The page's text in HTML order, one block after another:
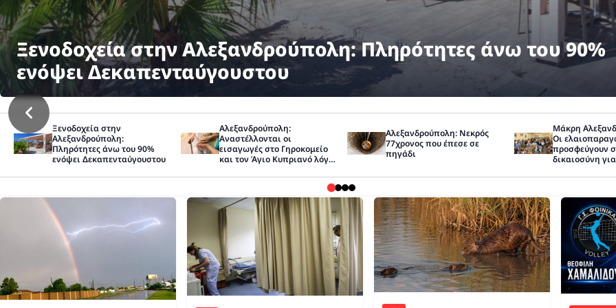
Αλεξανδρούπολη: Αναστέλλονται οι εισαγωγές στο
τον Άγιο Κυπριανό λόγω έλλειψης νοσηλευτών
Ξενοδοχεία στην
Αλεξανδρούπολη:
Πληρότητες άνω του 90%
ενόψει Δεκαπενταύγουστου
Αλεξανδρούπολη:
Αναστέλλονται οι
εισαγωγές στο Γηροκομείο
και τον Άγιο Κυπριανό λόγω
Αλεξανδρούπολη: Νεκρός
77χρονος που έπεσε σε
πηγάδι
Μάκρη
Οι
προσφεύγουν
δικαιοσύνη για